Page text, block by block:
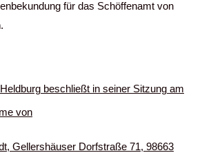
für das Schöffenamt von
beschließt in seiner Sitzung am
von
Gellershäuser Dorfstraße 71, 98663